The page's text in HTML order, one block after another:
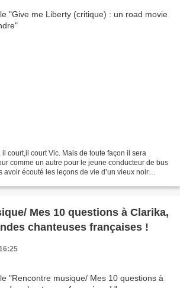
court,il court Vic. Mais de toute façon il sera
comme un autre pour le jeune conducteur de bus
avoir écouté les leçons de vie d’un vieux noir
Mes 10 questions à Clarika,
chanteuses françaises !